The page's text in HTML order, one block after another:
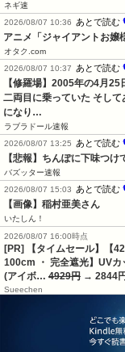
ネギ速
2026/08/07 10:36
あとで読む
アニメ「ジャイアントお嬢
オタク.com
2026/08/07 10:37
あとで読む
【修羅場】2005年の4月
二両目に乗っていた そし
になり…
ラブラドール速報
2026/08/07 13:25
あとで読む
【悲報】ちんぽに下味つ
バズッター速報
2026/08/07 15:03
あとで読む
【画像】稲村亜美さん
いたしん！
2026/08/07 16:00時点
[PR] 【タイムセール】【
100cm ・ 完全遮光】UVカ
(アイボ… 4929円 → 2844円
Sueechen